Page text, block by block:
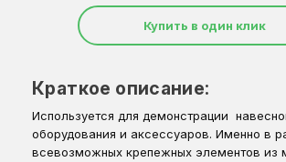
Купить в один клик
Краткое описание:
Используется для демонстрации
оборудования и аксессуаров. Именно в
всевозможных крепежных элементов из